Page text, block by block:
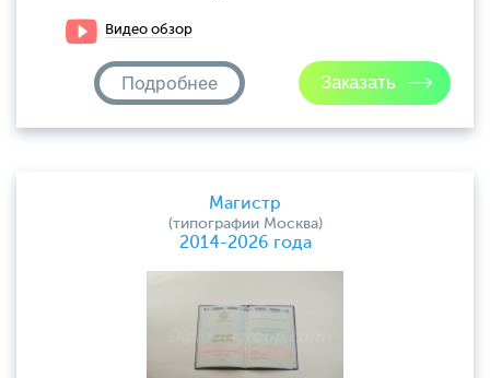
Видео обзор
Подробнее
Магистр
(типографии Москва)
2014-2026 года